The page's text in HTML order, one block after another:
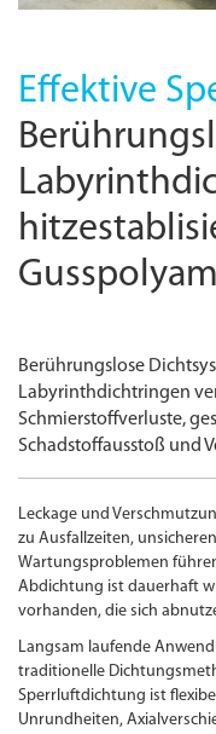
Effektive
Berührungslose
Labyrinthdichtringen
Schmierstoffverluste,
Schadstoffausstoß und
Leckage und
zu Ausfallzeiten,
Wartungsproblemen
Abdichtung ist dauerhaft
vorhanden, die sich
Langsam laufende
traditionelle
Sperrluftdichtung ist
Unrundheiten,